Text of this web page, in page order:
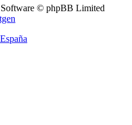
© phpBB Limited